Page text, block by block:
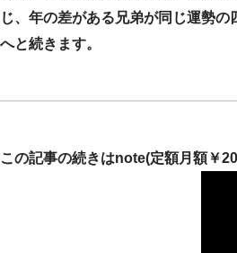
じ、年の差がある兄弟が同じ運勢
へと続きます。
この記事の続きはnote(定額月額￥